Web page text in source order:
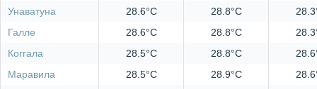
Унаватуна
28.6°C 28.8°C
Галле
28.6°C 28.8°C
Коггала
28.5°C 28.8°C
Маравила
28.5°C 28.9°C